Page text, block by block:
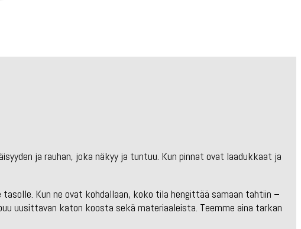
ja rauhan, joka näkyy ja tuntuu. Kun pinnat ovat laadukkaat ja
Kun ne ovat kohdallaan, koko tila hengittää samaan tahtiin –
uusittavan katon koosta sekä materiaaleista. Teemme aina tarkan